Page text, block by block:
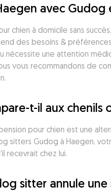
avec
chien à domicile sans
des besoins &
nécessite une attention
vous recommandons de
t-il aux chenils
pour chien est une
sitters Gudog à Haegen,
recevrait chez lui.
sitter annule